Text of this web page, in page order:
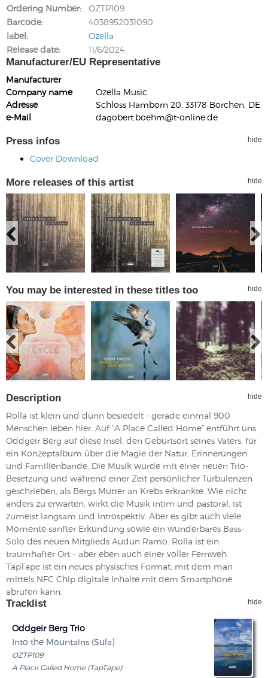
Ordering Number
OZTP109
Barcode
4038952031090
label
Ozella
Release date
11/6/2024
Manufacturer/EU Representative
Manufacturer
Company name
Ozella Music
Adresse
Schloss Hamborn 20, 33178 Borchen, DE
e-Mail
dagobert.boehm@t-online.de
Press infos hide
Cover Download
More releases of this artist hide
You may be interested in these titles too hide
Description hide
Rolla ist klein und dünn besiedelt - gerade einmal 900
Menschen leben hier. Auf “A Place Called Home” entführt uns
Oddgeir Berg auf diese Insel, den Geburtsort seines Vaters, für
ein Konzeptalbum über die Magie der Natur, Erinnerungen
und Familienbande. Die Musik wurde mit einer neuen Trio-
Besetzung und während einer Zeit persönlicher Turbulenzen
geschrieben, als Bergs Mutter an Krebs erkrankte. Wie nicht
anders zu erwarten, wirkt die Musik intim und pastoral, ist
zumeist langsam und introspektiv. Aber es gibt auch viele
Momente sanfter Erkundung sowie ein wunderbares Bass-
Solo des neuen Mitglieds Audun Ramo. Rolla ist ein
traumhafter Ort – aber eben auch einer voller Fernweh.
TapTape ist ein neues physisches Format, mit dem man
mittels NFC Chip digitale Inhalte mit dem Smartphone
abrufen kann.
Tracklist hide
Oddgeir Berg Trio
Into the Mountains (Sula)
OZTP109
A Place Called Home (TapTape)